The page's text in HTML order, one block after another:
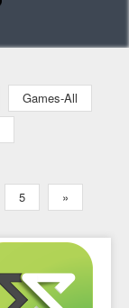
Games-All
5 »